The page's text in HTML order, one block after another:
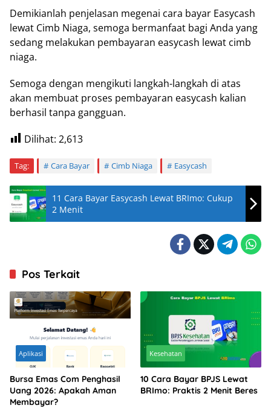
Demikianlah penjelasan megenai cara bayar Easycash
lewat Cimb Niaga, semoga bermanfaat bagi Anda yang
sedang melakukan pembayaran easycash lewat cimb
niaga.
Semoga dengan mengikuti langkah-langkah di atas
akan membuat proses pembayaran easycash kalian
berhasil tanpa gangguan.
Dilihat: 2,613
Tag: Cara Bayar Cimb Niaga Easycash
11 Cara Bayar Easycash Lewat BRImo: Cukup
2 Menit
Pos Terkait
Aplikasi
Bursa Emas Com Penghasil
Uang 2026: Apakah Aman
Membayar?
Kesehatan
10 Cara Bayar BPJS Lewat
BRImo: Praktis 2 Menit Beres